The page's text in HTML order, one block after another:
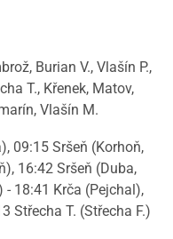
Burian V., Vlašín P.,
T., Křenek, Matov,
Vlašín M.
09:15 Sršeň (Korhoň,
16:42 Sršeň (Duba,
- 18:41 Krča (Pejchal),
Střecha T. (Střecha F.)